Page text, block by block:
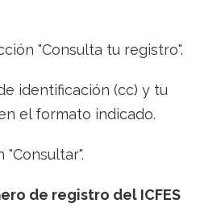
"Consulta tu registro".
identificación (cc) y tu
el formato indicado.
de registro del ICFES